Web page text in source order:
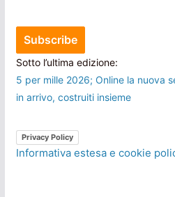
Sotto l’ultima edizione:
5 per mille 2026; Online la nuova
in arrivo, costruiti insieme
Privacy Policy
Informativa estesa e cookie